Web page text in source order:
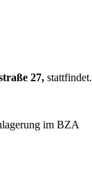
27, stattfindet.
im BZA